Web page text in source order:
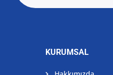
KURUMSAL